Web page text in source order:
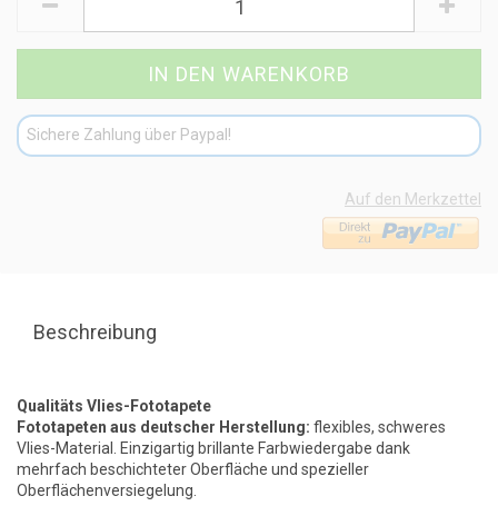
Sichere Zahlung über Paypal!
Auf den Merkzettel
Beschreibung
Qualitäts Vlies-Fototapete
Fototapeten aus deutscher Herstellung: flexibles, schweres
Vlies-Material. Einzigartig brillante Farbwiedergabe dank
mehrfach beschichteter Oberfläche und spezieller
Oberflächenversiegelung.